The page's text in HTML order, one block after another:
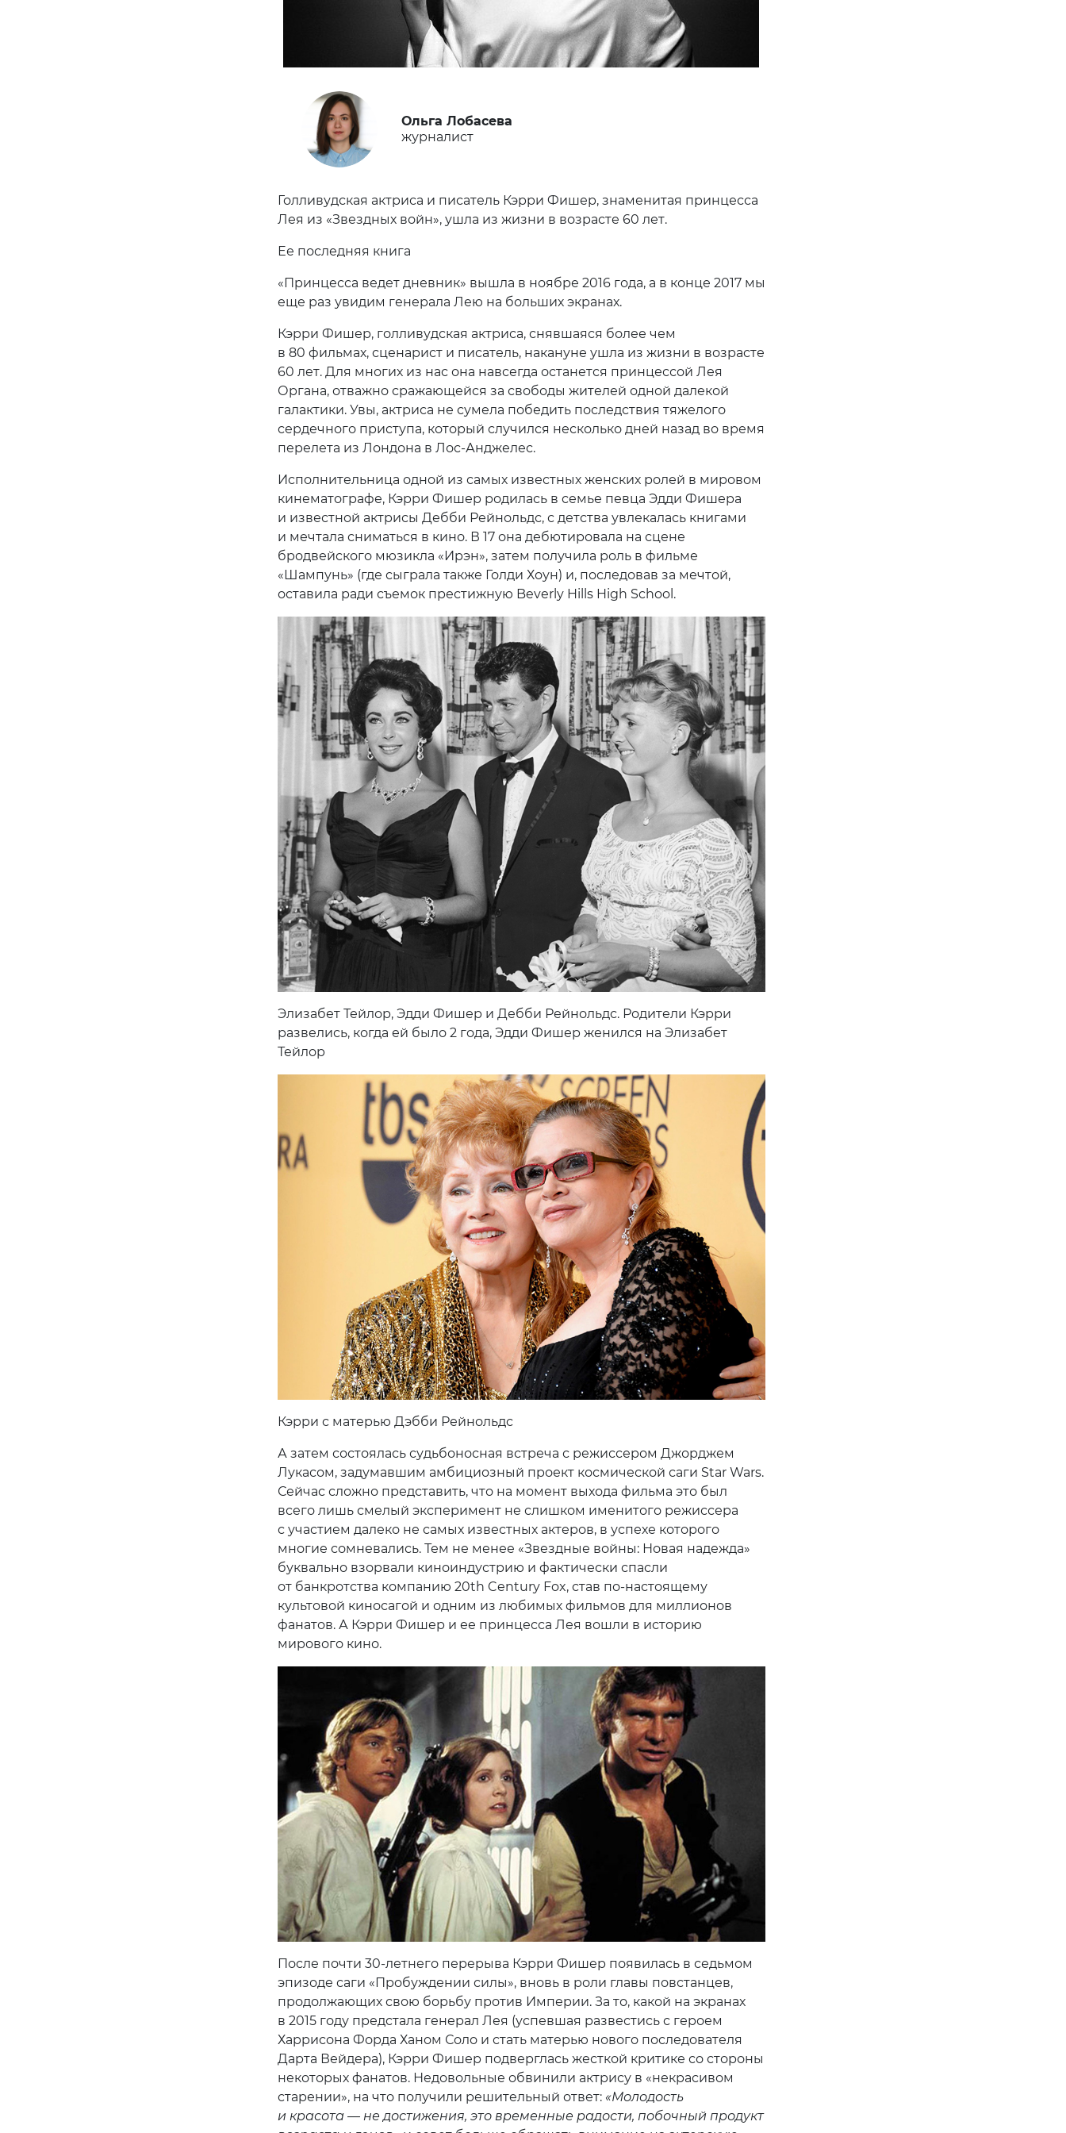
Ольга Лобасева
журналист
Голливудская актриса и писатель Кэрри Фишер, знаменитая принцесса
Лея из «Звездных войн», ушла из жизни в возрасте 60 лет.
Ее последняя книга
«Принцесса ведет дневник» вышла в ноябре 2016 года, а в конце 2017 мы
еще раз увидим генерала Лею на больших экранах.
Кэрри Фишер, голливудская актриса, снявшаяся более чем
в 80 фильмах, сценарист и писатель, накануне ушла из жизни в возрасте
60 лет. Для многих из нас она навсегда останется принцессой Лея
Органа, отважно сражающейся за свободы жителей одной далекой
галактики. Увы, актриса не сумела победить последствия тяжелого
сердечного приступа, который случился несколько дней назад во время
перелета из Лондона в Лос-Анджелес.
Исполнительница одной из самых известных женских ролей в мировом
кинематографе, Кэрри Фишер родилась в семье певца Эдди Фишера
и известной актрисы Дебби Рейнольдс, с детства увлекалась книгами
и мечтала сниматься в кино. В 17 она дебютировала на сцене
бродвейского мюзикла «Ирэн», затем получила роль в фильме
«Шампунь» (где сыграла также Голди Хоун) и, последовав за мечтой,
оставила ради съемок престижную Beverly Hills High School.
Элизабет Тейлор, Эдди Фишер и Дебби Рейнольдс. Родители Кэрри
развелись, когда ей было 2 года, Эдди Фишер женился на Элизабет
Тейлор
Кэрри с матерью Дэбби Рейнольдс
А затем состоялась судьбоносная встреча с режиссером Джорджем
Лукасом, задумавшим амбициозный проект космической саги Star Wars.
Сейчас сложно представить, что на момент выхода фильма это был
всего лишь смелый эксперимент не слишком именитого режиссера
с участием далеко не самых известных актеров, в успехе которого
многие сомневались. Тем не менее «Звездные войны: Новая надежда»
буквально взорвали киноиндустрию и фактически спасли
от банкротства компанию 20th Century Fox, став по-настоящему
культовой киносагой и одним из любимых фильмов для миллионов
фанатов. А Кэрри Фишер и ее принцесса Лея вошли в историю
мирового кино.
После почти 30-летнего перерыва Кэрри Фишер появилась в седьмом
эпизоде саги «Пробуждении силы», вновь в роли главы повстанцев,
продолжающих свою борьбу против Империи. За то, какой на экранах
в 2015 году предстала генерал Лея (успевшая развестись с героем
Харрисона Форда Ханом Соло и стать матерью нового последователя
Дарта Вейдера), Кэрри Фишер подверглась жесткой критике со стороны
некоторых фанатов. Недовольные обвинили актрису в «некрасивом
старении», на что получили решительный ответ: «Молодость
и красота — не достижения, это временные радости, побочный продукт